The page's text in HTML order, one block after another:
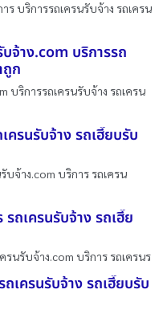
ร บริการรถเครนรับจ้าง รถเครน
บจ้าง.com บริการรถ
ถูก
บริการรถเครนรับจ้าง รถเครน
ครนรับจ้าง รถเฮี๊ยบรับ
บจ้าง.com บริการ รถเครน
ถเครนรับจ้าง รถเฮี๊ย
รนรับจ้าง.com บริการ รถเครนร
เครนรับจ้าง รถเฮี๊ยบรับ